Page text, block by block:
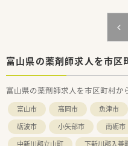
富山県の薬剤師求人を市区
富山県の薬剤師求人を市区町村か
富山市 高岡市 魚津市
砺波市
小矢部市 南砺市
中新川郡立山町
下新川郡入善